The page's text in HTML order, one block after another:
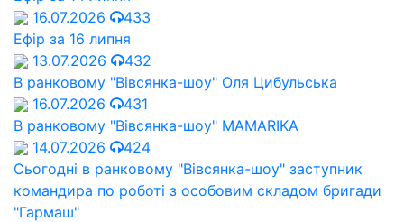
16.07.2026
433
Ефір за 16 липня
13.07.2026
432
В ранковому "Вівсянка-шоу" Оля Цибульська
16.07.2026
431
В ранковому "Вівсянка-шоу" MAMARIKA
14.07.2026
424
Сьогодні в ранковому "Вівсянка-шоу" заступник
командира по роботі з особовим складом бригади
"Гармаш"